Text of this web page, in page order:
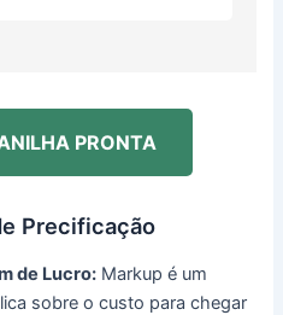
PRONTA
Precificação
de Lucro: Markup é um
sobre o custo para chegar